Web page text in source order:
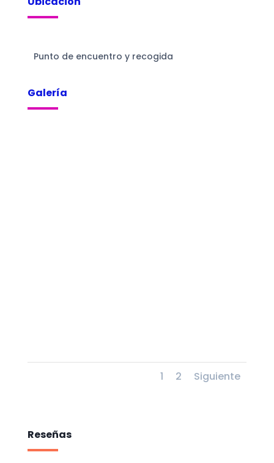
Punto de encuentro y recogida
Galería
1 2 Siguiente
Reseñas